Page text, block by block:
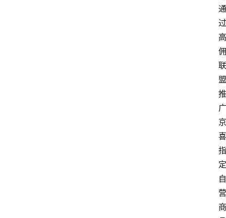
通
过
高
佣
联
盟
推
广
京
喜
指
定
自
营
商